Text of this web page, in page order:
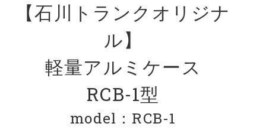
【石川トランクオリジナ
ル】
軽量アルミケース
RCB-1型
model：RCB-1